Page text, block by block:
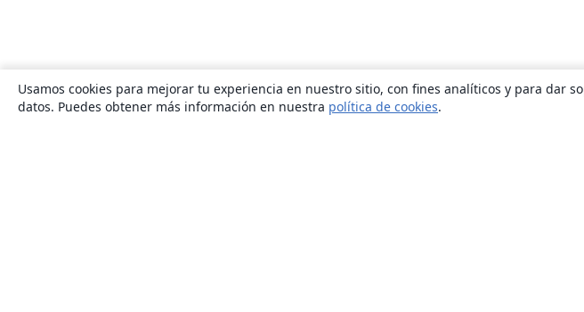
Usamos cookies para mejorar tu experiencia en nuestro sitio, con fines analíticos y para dar
datos. Puedes obtener más información en nuestra política de cookies.